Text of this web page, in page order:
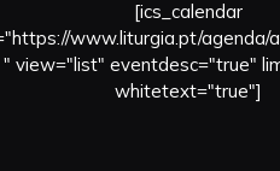
[ics_calendar
www.liturgia.pt/agenda/
" view="list" eventdesc="true"
whitetext="true"]